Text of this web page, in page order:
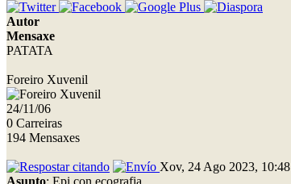
Autor
Mensaxe
PATATA
Foreiro Xuvenil
24/11/06
0 Carreiras
194 Mensaxes
Xov, 24 Ago 2023, 10:48
Asunto: Epi con ecografia